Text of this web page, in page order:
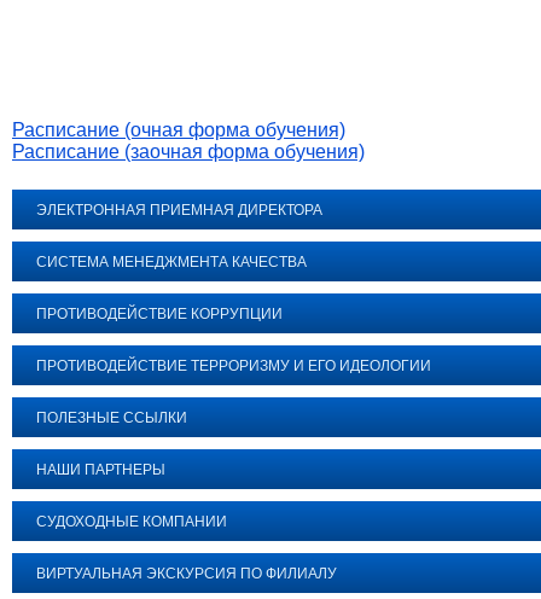
Расписание (очная форма обучения)
Расписание (заочная форма обучения)
ЭЛЕКТРОННАЯ ПРИЕМНАЯ ДИРЕКТОРА
СИСТЕМА МЕНЕДЖМЕНТА КАЧЕСТВА
ПРОТИВОДЕЙСТВИЕ КОРРУПЦИИ
ПРОТИВОДЕЙСТВИЕ ТЕРРОРИЗМУ И ЕГО ИДЕОЛОГИИ
ПОЛЕЗНЫЕ ССЫЛКИ
НАШИ ПАРТНЕРЫ
СУДОХОДНЫЕ КОМПАНИИ
ВИРТУАЛЬНАЯ ЭКСКУРСИЯ ПО ФИЛИАЛУ